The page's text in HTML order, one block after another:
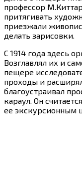
профессор
притягивать
приезжали
делать зарисовки.
С 1914 года здесь
Возглавлял их и
пещере
проходы и
благоустраивал
караул. Он
ее экскурсионным